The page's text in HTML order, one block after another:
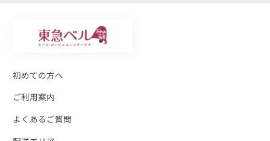
初めての方へ
ご利用案内
よくあるご質問